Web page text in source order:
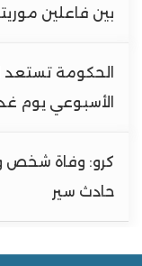
بين فاعلين
الحكومة تستعد
الأسبوعي يوم غد
كرو: وفاة شخص
حادث سير